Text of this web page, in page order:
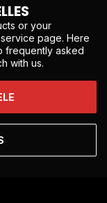
or your
page. Here
frequently asked
with us.